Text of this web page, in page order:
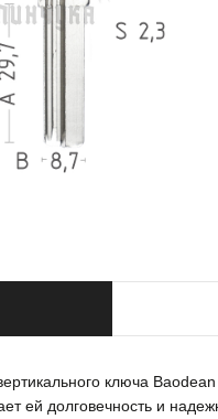
ключа
ей долговечность и